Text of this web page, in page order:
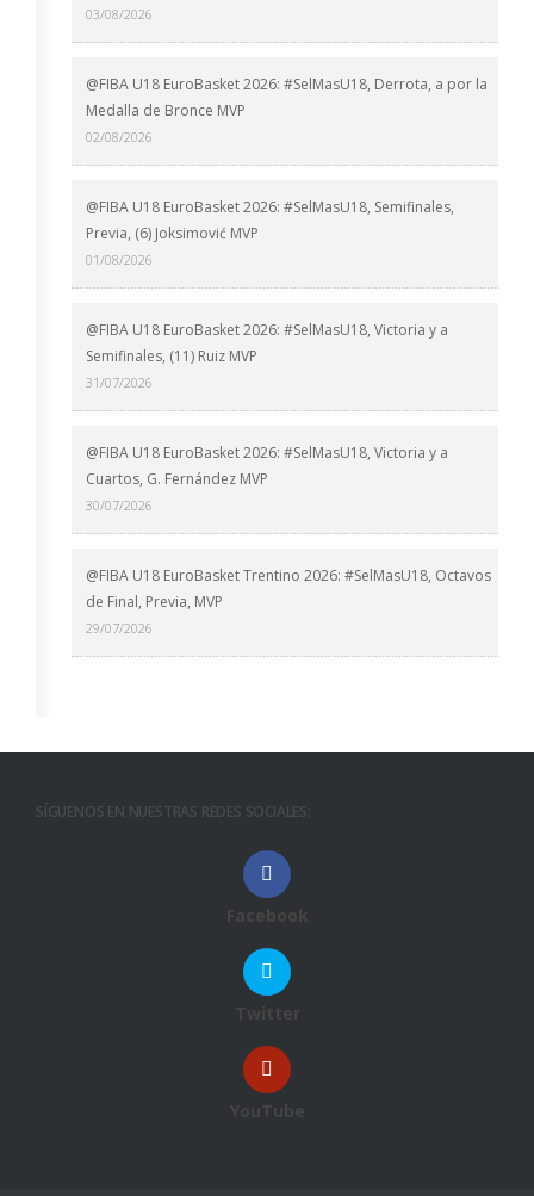
03/08/2026
@FIBA U18 EuroBasket 2026: #SelMasU18, Derrota, a por la
Medalla de Bronce MVP
02/08/2026
@FIBA U18 EuroBasket 2026: #SelMasU18, Semifinales,
Previa, (6) Joksimović MVP
01/08/2026
@FIBA U18 EuroBasket 2026: #SelMasU18, Victoria y a
Semifinales, (11) Ruiz MVP
31/07/2026
@FIBA U18 EuroBasket 2026: #SelMasU18, Victoria y a
Cuartos, G. Fernández MVP
30/07/2026
@FIBA U18 EuroBasket Trentino 2026: #SelMasU18, Octavos
de Final, Previa, MVP
29/07/2026
SÍGUENOS EN NUESTRAS REDES SOCIALES:
Facebook
Twitter
YouTube